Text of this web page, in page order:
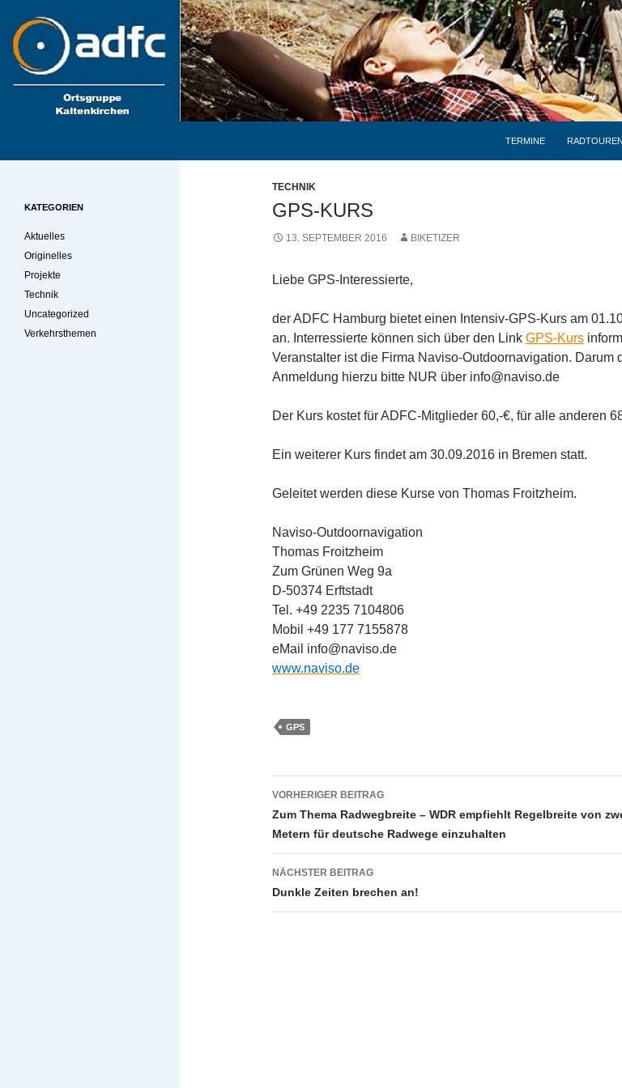
Inhalt
springen
TERMINE RADTOUREN
TECHNIK
GPS-KURS
13. SEPTEMBER 2016 BIKETIZER
Liebe GPS-Interessierte,
der ADFC Hamburg bietet einen Intensiv-GPS-Kurs am
an. Interressierte können sich über den Link GPS-Kurs
Veranstalter ist die Firma Naviso-Outdoornavigation. Darum
Anmeldung hierzu bitte NUR über info@naviso.de
Der Kurs kostet für ADFC-Mitglieder 60,-€, für alle anderen
Ein weiterer Kurs findet am 30.09.2016 in Bremen statt.
Geleitet werden diese Kurse von Thomas Froitzheim.
Naviso-Outdoornavigation
Thomas Froitzheim
Zum Grünen Weg 9a
D-50374 Erftstadt
Tel. +49 2235 7104806
Mobil +49 177 7155878
eMail info@naviso.de
www.naviso.de
GPS
VORHERIGER BEITRAG
Zum Thema Radwegbreite – WDR empfiehlt Regelbreite von
Metern für deutsche Radwege einzuhalten
NÄCHSTER BEITRAG
Dunkle Zeiten brechen an!
KATEGORIEN
Aktuelles
Originelles
Projekte
Technik
Uncategorized
Verkehrsthemen